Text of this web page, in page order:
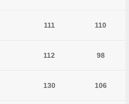
111 110
112 98
130 106